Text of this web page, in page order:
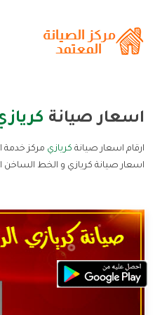
اسعار صيانة
ارقام اسعار صيانة كريازي مركز خدمة
اسعار صيانة كريازي و الخط الساخن